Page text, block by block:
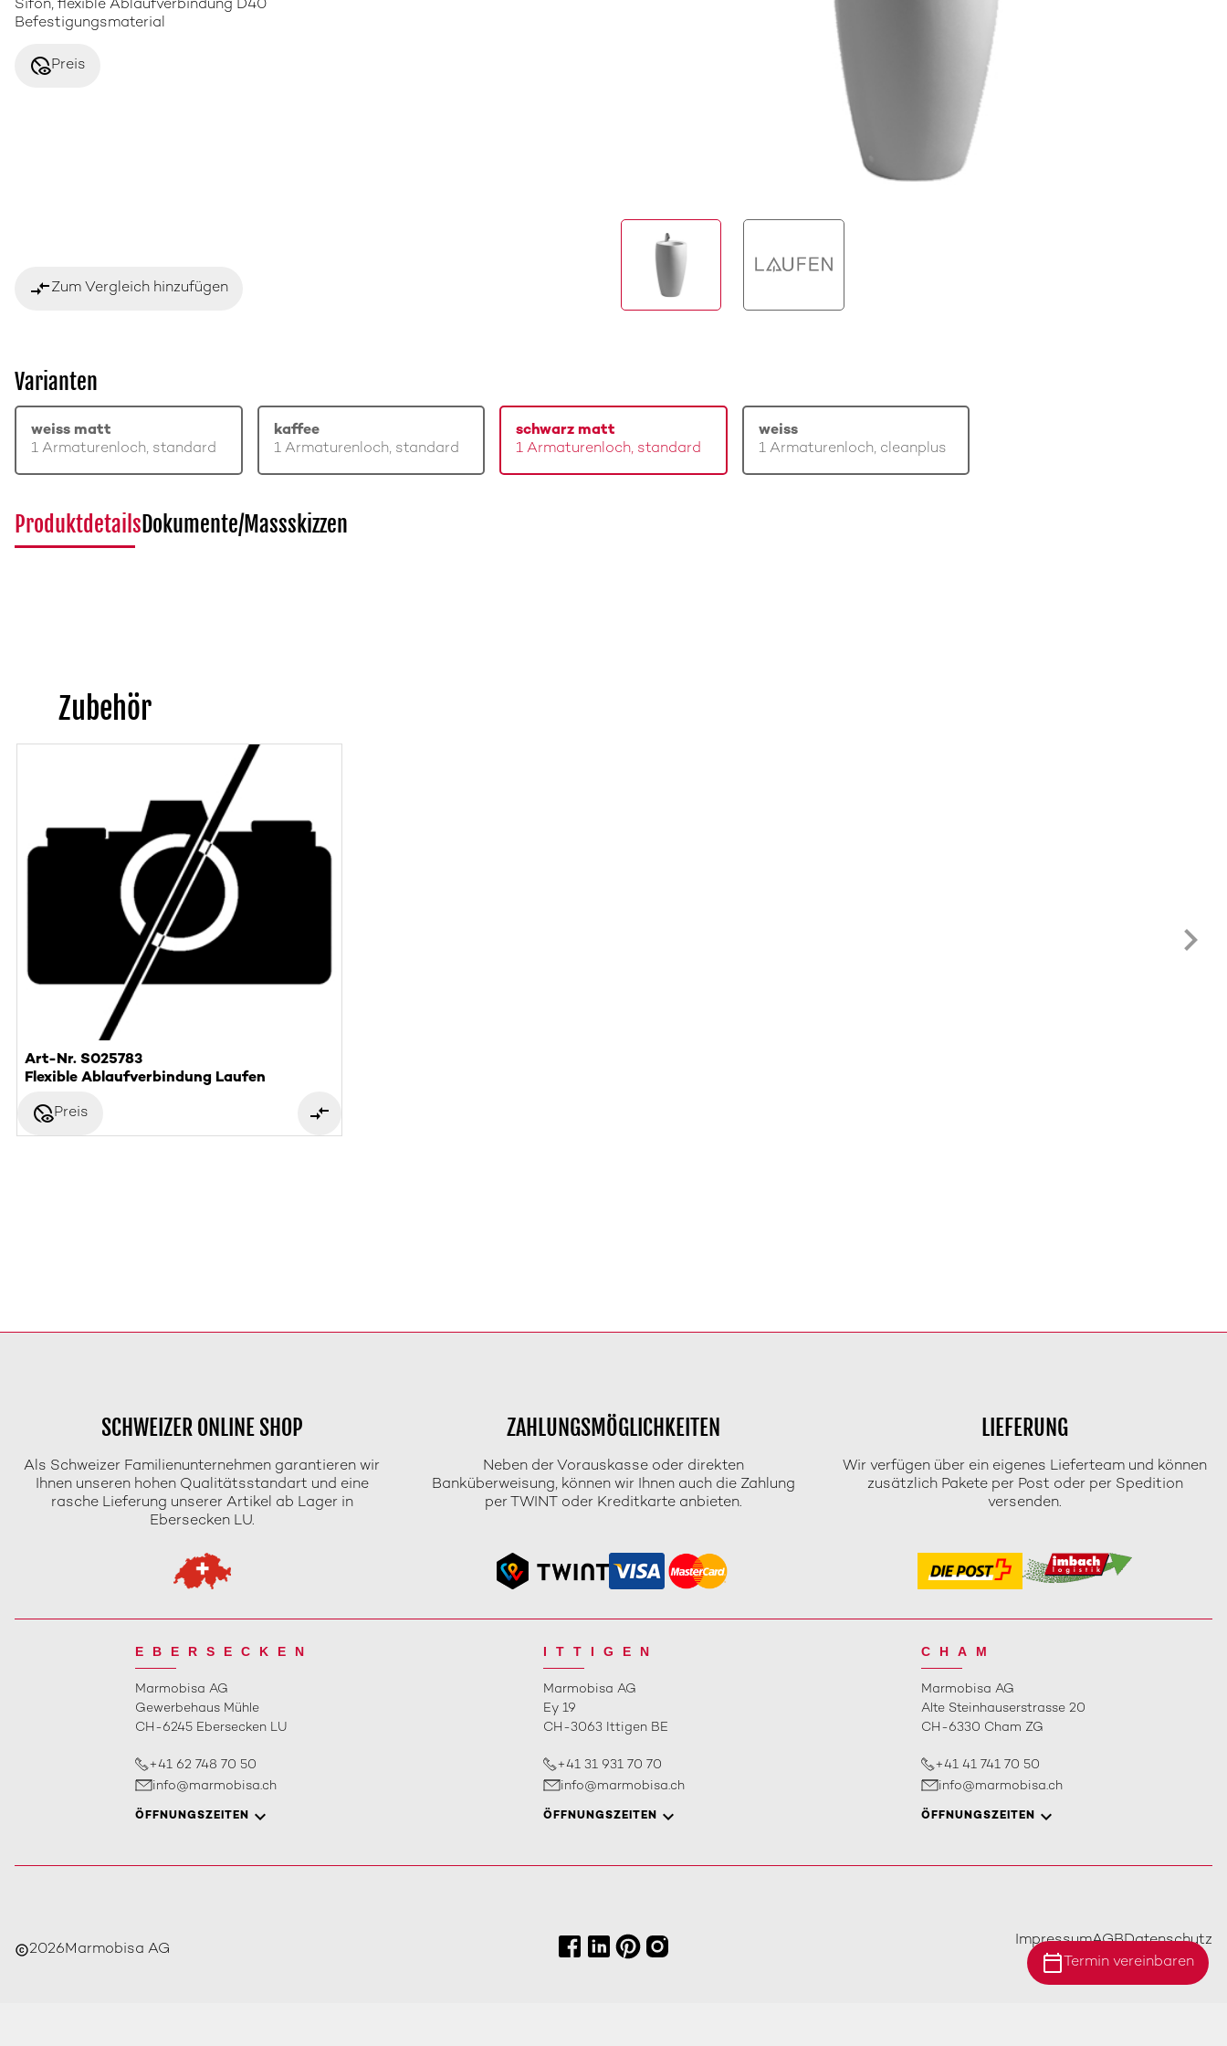
Sifon, flexible Ablaufverbindung D40
Befestigungsmaterial
disabled_visiblePreis
compare_arrowsZum Vergleich hinzufügen
Varianten
weiss matt
1 Armaturenloch, standard
kaffee
1 Armaturenloch, standard
schwarz matt
1 Armaturenloch, standard
weiss
1 Armaturenloch, cleanplus
ProduktdetailsDokumente/Massskizzen
Zubehör
Art-Nr. S025783
Flexible Ablaufverbindung Laufen
disabled_visiblePreis
SCHWEIZER ONLINE SHOP
Als Schweizer Familienunternehmen garantieren wir
Ihnen unseren hohen Qualitätsstandart und eine
rasche Lieferung unserer Artikel ab Lager in
Ebersecken LU.
ZAHLUNGSMÖGLICHKEITEN
Neben der Vorauskasse oder direkten
Banküberweisung, können wir Ihnen auch die Zahlung
per TWINT oder Kreditkarte anbieten.
LIEFERUNG
Wir verfügen über ein eigenes Lieferteam und können
zusätzlich Pakete per Post oder per Spedition
versenden.
calendar_today Termin vereinbaren
EBERSECKEN
Marmobisa AG
Gewerbehaus Mühle
CH-6245 Ebersecken LU
+41 62 748 70 50
info@marmobisa.ch
ÖFFNUNGSZEITEN
ITTIGEN
Marmobisa AG
Ey 19
CH-3063 Ittigen BE
+41 31 931 70 70
info@marmobisa.ch
ÖFFNUNGSZEITEN
CHAM
Marmobisa AG
Alte Steinhauserstrasse 20
CH-6330 Cham ZG
+41 41 741 70 50
info@marmobisa.ch
ÖFFNUNGSZEITEN
copyright2026Marmobisa AG
ImpressumAGBDatenschutz